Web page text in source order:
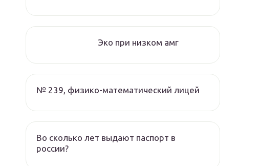
Эко при низком амг
№ 239, физико-математический лицей
Во сколько лет выдают паспорт в
россии?